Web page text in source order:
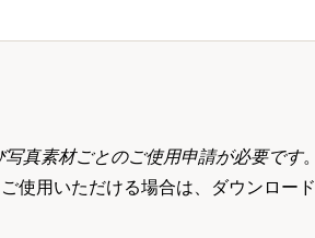
写真素材ごとのご使用申請が必要です。
使用いただける場合は、ダウンロード